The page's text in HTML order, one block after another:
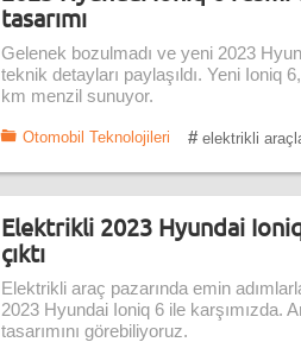
tasarımı
Gelenek bozulmadı ve yeni 2023
teknik detayları paylaşıldı. Yeni Ioniq
km menzil sunuyor.
Otomobil Teknolojileri # elektrikli
Elektrikli 2023 Hyundai
çıktı
Elektrikli araç pazarında emin
2023 Hyundai Ioniq 6 ile karşımızda.
tasarımını görebiliyoruz.